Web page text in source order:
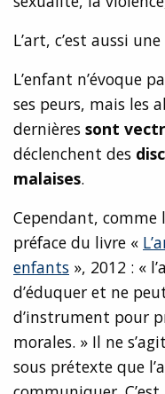
L’art, c’est aussi
L’enfant n’évoque
ses peurs, mais les
dernières sont
déclenchent des
malaises.
Cependant, comme
préface du livre «
enfants », 2012 : «
d’éduquer et ne
d’instrument pour
morales. » Il ne
sous prétexte que